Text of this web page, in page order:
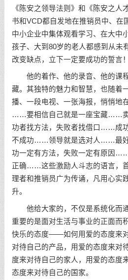
《陈安之领导法则》和《陈安之人
书和VCD都自发地在推销员中、在
中小企业中集体观看学习、在大中
孩子、大到80岁的老人都感到从未
改变缺点，立下一定要成功的誓言！
他的着作、他的录音、他的课
藏。其独特的魅力和智慧，也随着
播、一段电视、一张海报，悄悄地
……要相信自己就是一座宝藏……
功者找方法，失败者找借口……成
不成功……领导就是选对人……最
功一定有方法，失败一定有原因
正确……这些激励人斗志的语言，
理者和推销员广为传诵，凡用心实
升。
他给大家的，不仅是系统化而通
重要的是面对生活与事业的正面而
快乐的态度——如何用爱的态度来
对待自己的产品，用爱的态度来对
度来对待自己的家人，用爱的态度
态度来对待自己的国家。